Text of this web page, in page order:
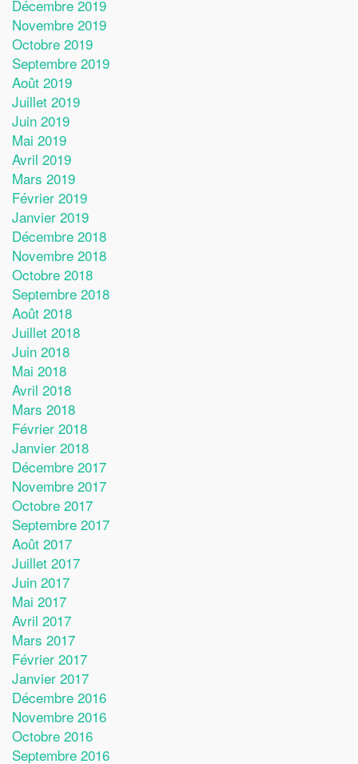
Décembre 2019
Novembre 2019
Octobre 2019
Septembre 2019
Août 2019
Juillet 2019
Juin 2019
Mai 2019
Avril 2019
Mars 2019
Février 2019
Janvier 2019
Décembre 2018
Novembre 2018
Octobre 2018
Septembre 2018
Août 2018
Juillet 2018
Juin 2018
Mai 2018
Avril 2018
Mars 2018
Février 2018
Janvier 2018
Décembre 2017
Novembre 2017
Octobre 2017
Septembre 2017
Août 2017
Juillet 2017
Juin 2017
Mai 2017
Avril 2017
Mars 2017
Février 2017
Janvier 2017
Décembre 2016
Novembre 2016
Octobre 2016
Septembre 2016